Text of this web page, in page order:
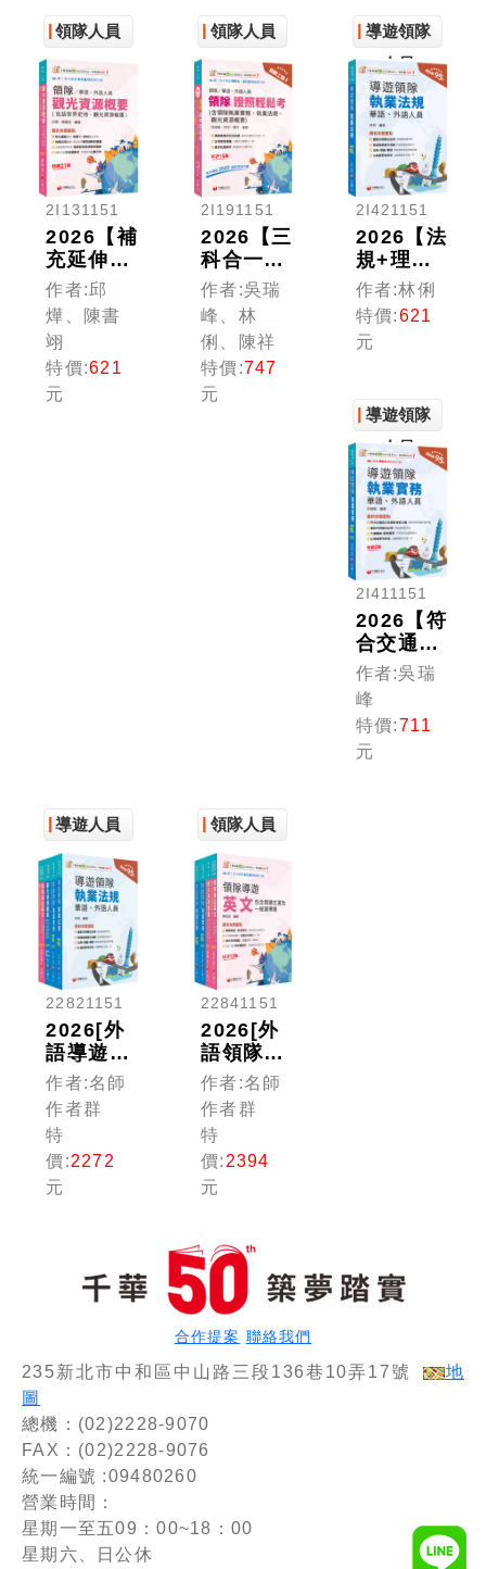
領隊人員
2I131151
2026【補
充延伸實
務趨勢與
議題】觀
光資源概
要(包括
世界史地
ˋ觀光資
作者:邱
燁、陳書
翊
特價:621
元
領隊人員
2I191151
2026【三
科合一必
考重點】
絕對上
榜! 領隊
證照輕鬆
考 (含領
隊執業實
作者:吳瑞
峰、林
俐、陳祥
特價:747
元
導遊領隊
人員
2I421151
2026【法
規+理論
+實務一
本GO!】
導遊領隊
執業法規
領隊人
員〕
作者:林俐
特價:621
元
導遊領隊
人員
2I411151
2026【符
合交通部
公告最新
考試大
綱】導遊
領隊執業
實務[五
作者:吳瑞
峰
特價:711
元
導遊人員
22821151
2026[外
語導遊]
領隊導遊
人員課文
版套書：
內含因應
各類考試
題型，迅
作者:名師
作者群
特
價:2272
元
領隊人員
22841151
2026[外
語領隊]
領隊導遊
人員課文
版套書：
全面收錄
重點，以
最短時間
必考關
鍵！
作者:名師
作者群
特
價: 2394
元
合作提案 聯絡我們
235新北市中和區中山路三段136巷10弄17號
地
圖
總機：(02)2228-9070
FAX：(02)2228-9076
統一編號 :09480260
營業時間：
星期一至五09：00~18：00
星期六、日公休